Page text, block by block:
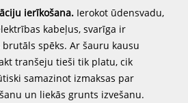
ierīkošana. Ierokot ūdensvadu,
kabeļus, svarīga ir
spēks. Ar šauru kausu
tranšeju tieši tik platu, cik
samazinot izmaksas par
un liekās grunts izvešanu.